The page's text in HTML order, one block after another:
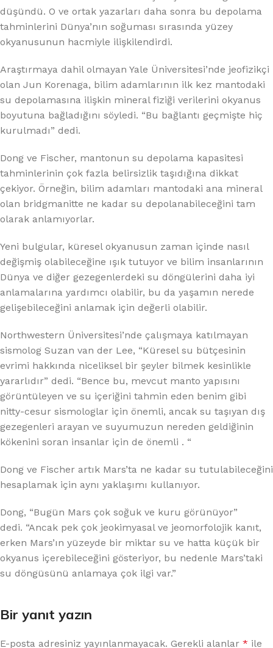
düşündü. O ve ortak yazarları daha sonra bu depolama
tahminlerini Dünya’nın soğuması sırasında yüzey
okyanusunun hacmiyle ilişkilendirdi.
Araştırmaya dahil olmayan Yale Üniversitesi’nde jeofizikçi
olan Jun Korenaga, bilim adamlarının ilk kez mantodaki
su depolamasına ilişkin mineral fiziği verilerini okyanus
boyutuna bağladığını söyledi. “Bu bağlantı geçmişte hiç
kurulmadı” dedi.
Dong ve Fischer, mantonun su depolama kapasitesi
tahminlerinin çok fazla belirsizlik taşıdığına dikkat
çekiyor. Örneğin, bilim adamları mantodaki ana mineral
olan bridgmanitte ne kadar su depolanabileceğini tam
olarak anlamıyorlar.
Yeni bulgular, küresel okyanusun zaman içinde nasıl
değişmiş olabileceğine ışık tutuyor ve bilim insanlarının
Dünya ve diğer gezegenlerdeki su döngülerini daha iyi
anlamalarına yardımcı olabilir, bu da yaşamın nerede
gelişebileceğini anlamak için değerli olabilir.
Northwestern Üniversitesi’nde çalışmaya katılmayan
sismolog Suzan van der Lee, “Küresel su bütçesinin
evrimi hakkında niceliksel bir şeyler bilmek kesinlikle
yararlıdır” dedi. “Bence bu, mevcut manto yapısını
görüntüleyen ve su içeriğini tahmin eden benim gibi
nitty-cesur sismologlar için önemli, ancak su taşıyan dış
gezegenleri arayan ve suyumuzun nereden geldiğinin
kökenini soran insanlar için de önemli . “
Dong ve Fischer artık Mars’ta ne kadar su tutulabileceğini
hesaplamak için aynı yaklaşımı kullanıyor.
Dong, “Bugün Mars çok soğuk ve kuru görünüyor”
dedi. “Ancak pek çok jeokimyasal ve jeomorfolojik kanıt,
erken Mars’ın yüzeyde bir miktar su ve hatta küçük bir
okyanus içerebileceğini gösteriyor, bu nedenle Mars’taki
su döngüsünü anlamaya çok ilgi var.”
Bir yanıt yazın
E-posta adresiniz yayınlanmayacak. Gerekli alanlar * ile